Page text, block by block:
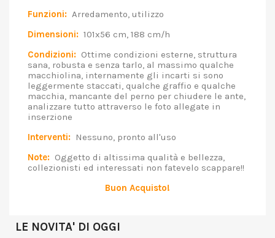
Funzioni: Arredamento, utilizzo
Dimensioni: 101x56 cm, 188 cm/h
Condizioni: Ottime condizioni esterne, struttura
sana, robusta e senza tarlo, al massimo qualche
macchiolina, internamente gli incarti si sono
leggermente staccati, qualche graffio e qualche
macchia, mancante del perno per chiudere le ante,
analizzare tutto attraverso le foto allegate in
inserzione
Interventi: Nessuno, pronto all'uso
Note: Oggetto di altissima qualità e bellezza,
collezionisti ed interessati non fatevelo scappare!!
Buon Acquisto!
LE NOVITA' DI OGGI